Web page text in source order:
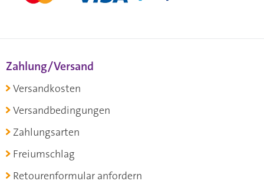
Zahlung/Versand
Versandkosten
Versandbedingungen
Zahlungsarten
Freiumschlag
Retourenformular anfordern